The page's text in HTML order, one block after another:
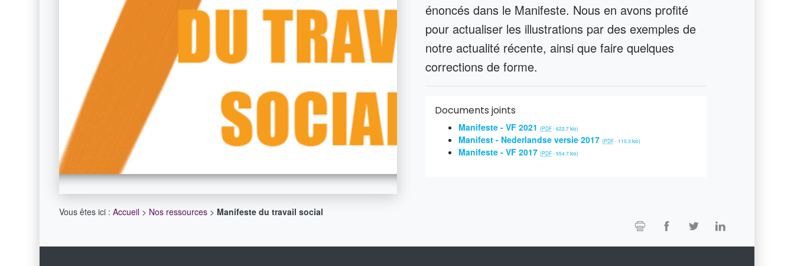
énoncés dans le Manifeste. Nous en avons profité
pour actualiser les illustrations par des exemples de
notre actualité récente, ainsi que faire quelques
corrections de forme.
Documents joints
Manifeste - VF 2021 (PDF-622.7 kio)
Manifest - Nederlandse versie 2017 (PDF- 110.3 kio)
Manifeste - VF 2017 (PDF-554.7 kio)
Vous êtes ici :Accueil > Nos ressources > Manifeste du travail social